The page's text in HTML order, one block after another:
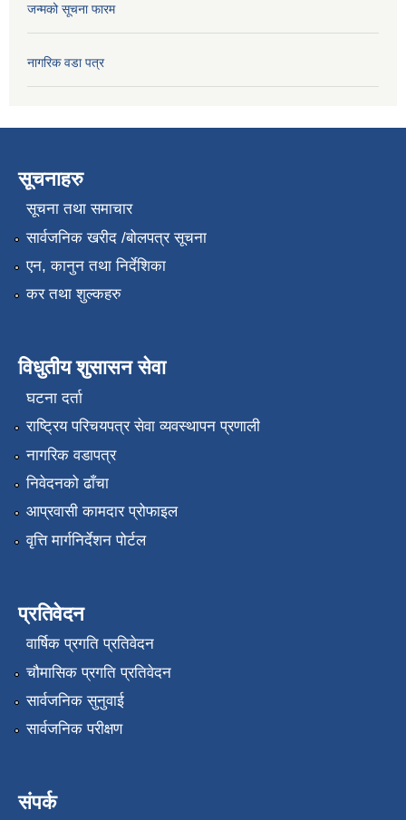
जन्मको सूचना फारम
नागरिक वडा पत्र
सूचनाहरु
सूचना तथा समाचार
सार्वजनिक खरीद /बोलपत्र सूचना
एन, कानुन तथा निर्देशिका
कर तथा शुल्कहरु
विधुतीय शुसासन सेवा
घटना दर्ता
राष्ट्रिय परिचयपत्र सेवा व्यवस्थापन प्रणाली
नागरिक वडापत्र
निवेदनको ढाँचा
आप्रवासी कामदार प्रोफाइल
वृत्ति मार्गनिर्देशन पोर्टल
प्रतिवेदन
वार्षिक प्रगति प्रतिवेदन
चौमासिक प्रगति प्रतिवेदन
सार्वजनिक सुनुवाई
सार्वजनिक परीक्षण
संपर्क